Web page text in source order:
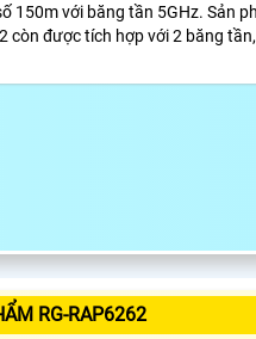
150m với băng tần 5GHz. Sản
còn được tích hợp với 2 băng
RG-RAP6262